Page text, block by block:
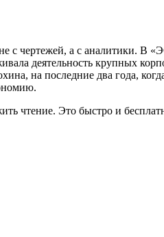
с чертежей, а с аналитики. В
деятельность крупных
на последние два года,
чтение. Это быстро и